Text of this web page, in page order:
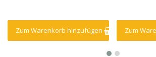
Zum Warenkorb hinzufügen Zum